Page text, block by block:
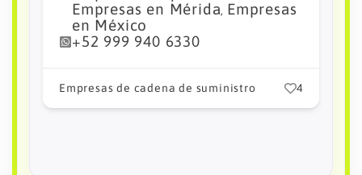
Empresas de yucatan,
Empresas en Mérida
en México
castro.com.mx